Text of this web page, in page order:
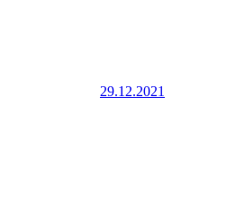
29.12.2021